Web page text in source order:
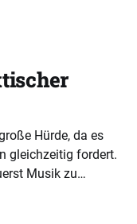
Hürde, da es
gleichzeitig fordert.
Musik zu